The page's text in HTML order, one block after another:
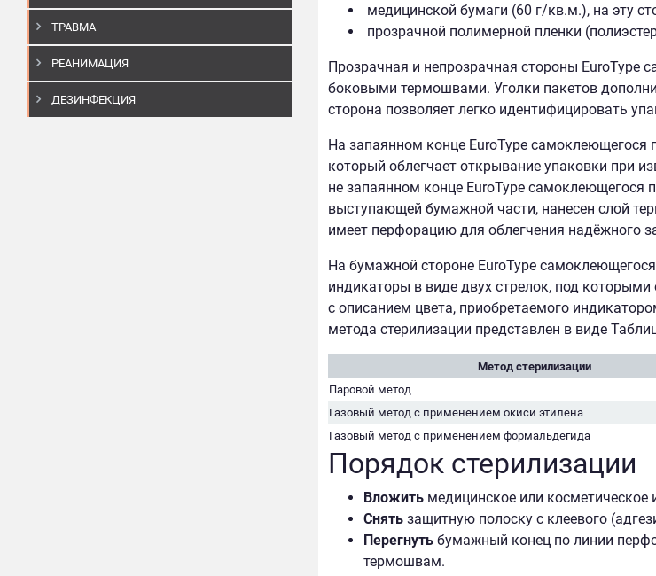
ТРАВМА
РЕАНИМАЦИЯ
ДЕЗИНФЕКЦИЯ
медицинской бумаги (60 г/кв.м.), на эту
прозрачной полимерной пленки
Прозрачная и непрозрачная стороны EuroType
боковыми термошвами. Уголки пакетов
сторона позволяет легко идентифицировать
На запаянном конце EuroType самоклеющегося
который облегчает открывание упаковки при
не запаянном конце EuroType самоклеющегося
выступающей бумажной части, нанесен слой
имеет перфорацию для облегчения надёжного
На бумажной стороне EuroType
индикаторы в виде двух стрелок, под
с описанием цвета, приобретаемого
метода стерилизации представлен в виде
Метод стерилизации
Паровой метод
Газовый метод с применением окиси этилена
Газовый метод с применением формальдегида
Порядок стерилизации
Вложитьмедицинское или косметическое
Снятьзащитную полоску с клеевого
Перегнутьбумажный конец по линии
термошвам.